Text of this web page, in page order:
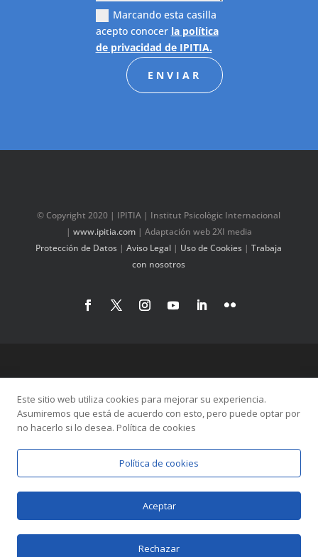
Marcando esta casilla
acepto conocer la política
de privacidad de IPITIA.
ENVIAR
© Copyright 2020 | IPITIA | Institut Psicològic Internacional
| www.ipitia.com| Adaptación web 2XI media
Protección de Datos |Aviso Legal | Uso de Cookies |Trabaja
con nosotros
Este sitio web utiliza cookies para mejorar su experiencia.
Asumiremos que está de acuerdo con esto, pero puede optar por
no hacerlo si lo desea. Política de cookies
Política de cookies
Aceptar
Rechazar